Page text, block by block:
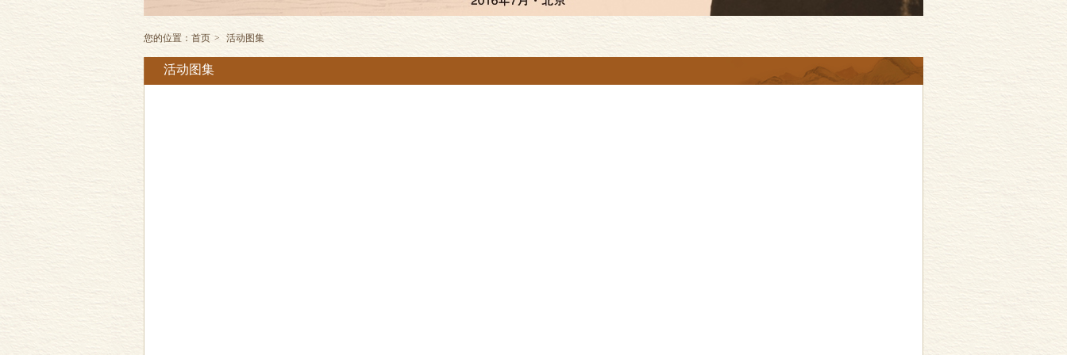
您的位置： 首页 > 活动图集
活动图集